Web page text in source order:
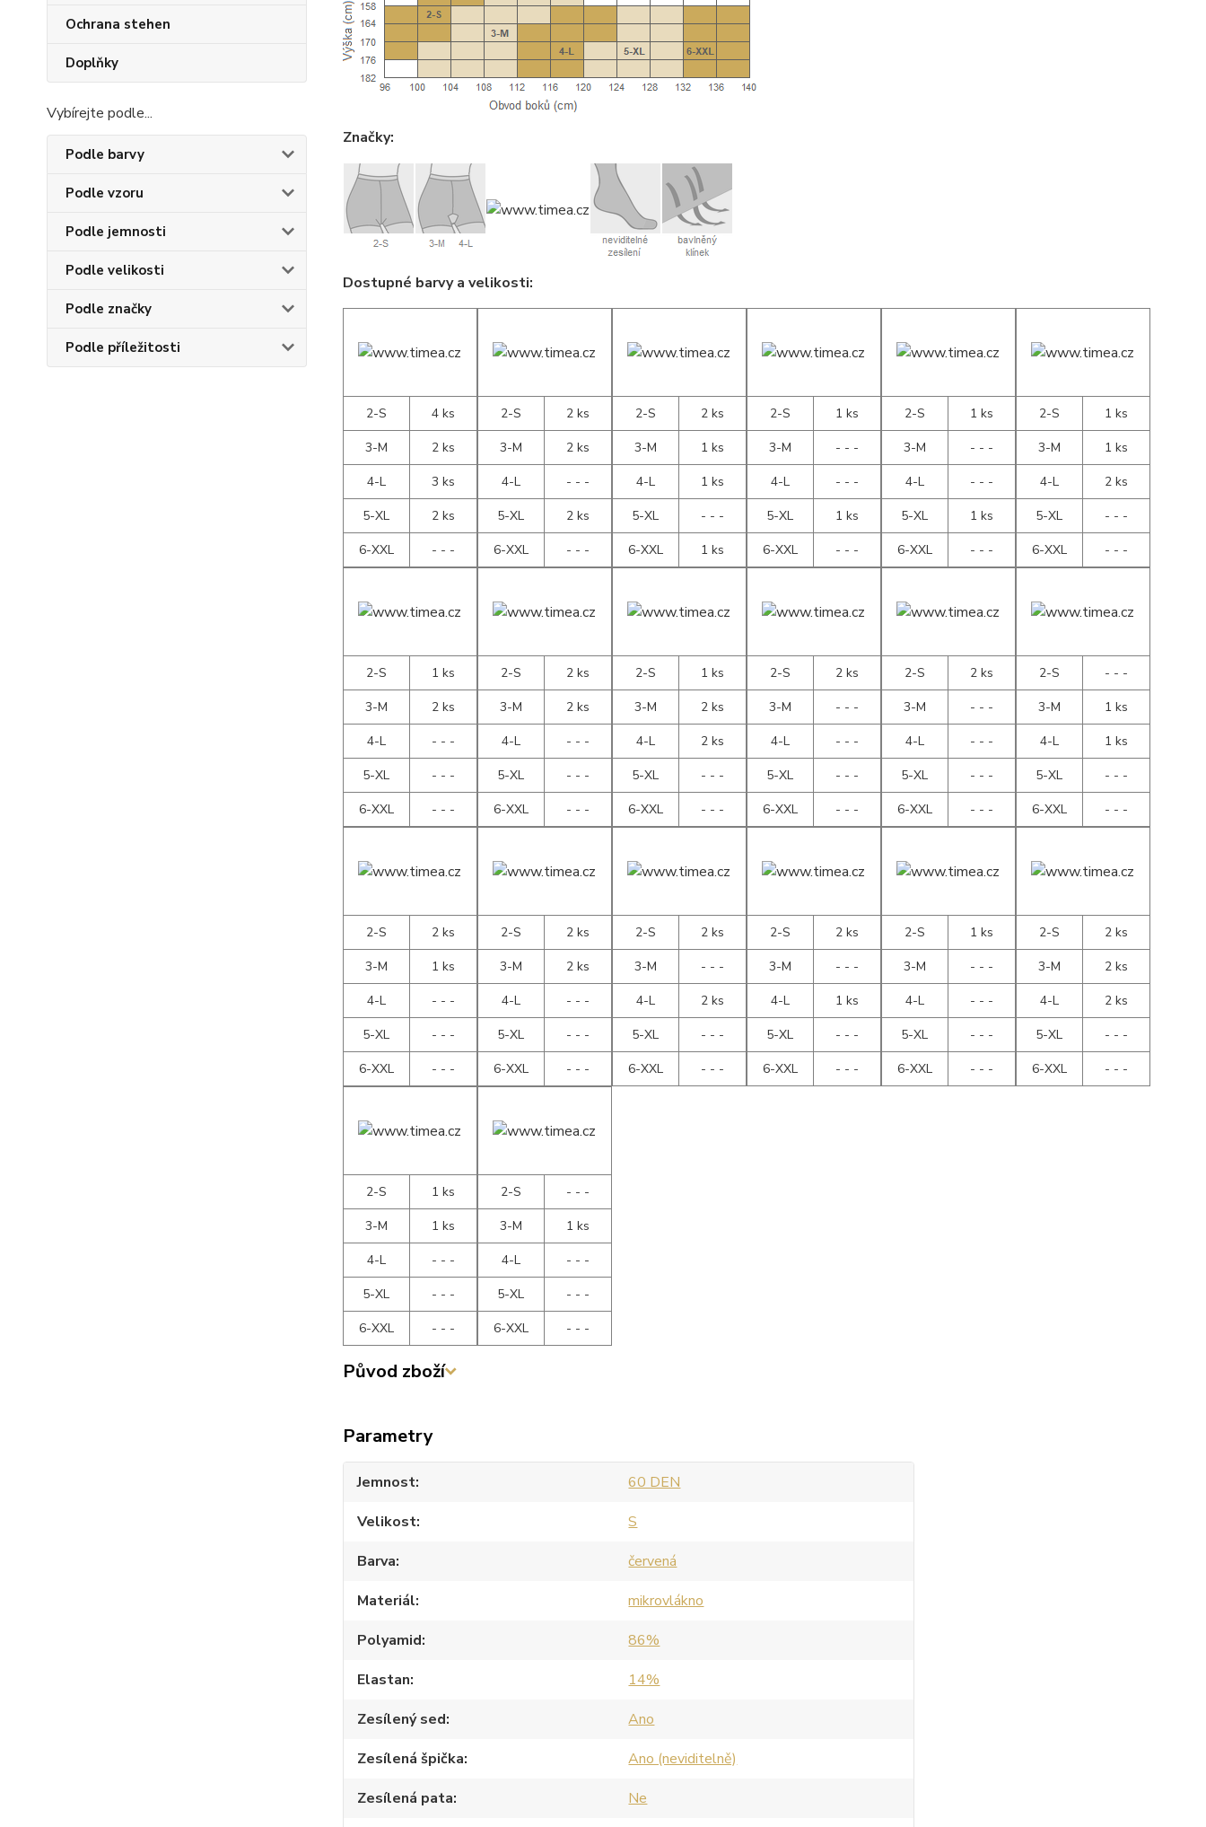
Ochrana stehen
Doplňky
Vybírejte podle...
Podle barvy
Podle vzoru
Podle jemnosti
Podle velikosti
Podle značky
Podle příležitosti
Značky:
Dostupné barvy a velikosti:
2-S
4 ks
3-M
2 ks
4-L
3 ks
5-XL
2 ks
6-XXL
- - -
2-S
2 ks
3-M
2 ks
4-L
- - -
5-XL
2 ks
6-XXL
- - -
2-S
2 ks
3-M
1 ks
4-L
1 ks
5-XL
- - -
6-XXL
1 ks
2-S
1 ks
3-M
- - -
4-L
- - -
5-XL
1 ks
6-XXL
- - -
2-S
1 ks
3-M
- - -
4-L
- - -
5-XL
1 ks
6-XXL
- - -
2-S
1 ks
3-M
1 ks
4-L
2 ks
5-XL
- - -
6-XXL
- - -
2-S
1 ks
3-M
2 ks
4-L
- - -
5-XL
- - -
6-XXL
- - -
2-S
2 ks
3-M
2 ks
4-L
- - -
5-XL
- - -
6-XXL
- - -
2-S
1 ks
3-M
2 ks
4-L
2 ks
5-XL
- - -
6-XXL
- - -
2-S
2 ks
3-M
- - -
4-L
- - -
5-XL
- - -
6-XXL
- - -
2-S
2 ks
3-M
- - -
4-L
- - -
5-XL
- - -
6-XXL
- - -
2-S
- - -
3-M
1 ks
4-L
1 ks
5-XL
- - -
6-XXL
- - -
2-S
2 ks
3-M
1 ks
4-L
- - -
5-XL
- - -
6-XXL
- - -
2-S
2 ks
3-M
2 ks
4-L
- - -
5-XL
- - -
6-XXL
- - -
2-S
2 ks
3-M
- - -
4-L
2 ks
5-XL
- - -
6-XXL
- - -
2-S
2 ks
3-M
- - -
4-L
1 ks
5-XL
- - -
6-XXL
- - -
2-S
1 ks
3-M
- - -
4-L
- - -
5-XL
- - -
6-XXL
- - -
2-S
2 ks
3-M
2 ks
4-L
2 ks
5-XL
- - -
6-XXL
- - -
2-S
1 ks
3-M
1 ks
4-L
- - -
5-XL
- - -
6-XXL
- - -
2-S
- - -
3-M
1 ks
4-L
- - -
5-XL
- - -
6-XXL
- - -
Původ zboží
Parametry
Jemnost
60 DEN
Velikost
S
Barva
červená
Materiál
mikrovlákno
Polyamid
86%
Elastan
14%
Zesílený sed
Ano
Zesílená špička
Ano (neviditelně)
Zesílená pata
Ne